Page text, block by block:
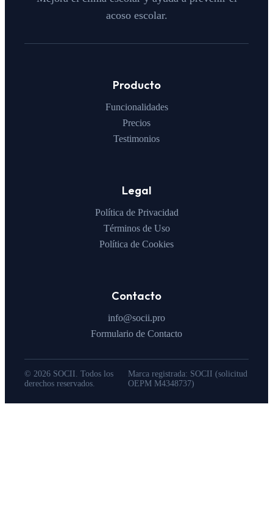
acoso escolar.
Producto
Funcionalidades
Precios
Testimonios
Legal
Política de Privacidad
Términos de Uso
Política de Cookies
Contacto
info@socii.pro
Formulario de Contacto
© 2026 SOCII. Todos los
derechos reservados.
Marca registrada: SOCII (solicitud
OEPM M4348737)